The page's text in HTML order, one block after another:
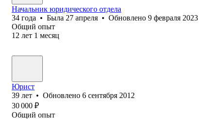
Начальник юридического отдела
34 года • Была 27 апреля • Обновлено 9 февраля 2023
Общий опыт
12 лет 1 месяц
Юрист
39 лет • Обновлено 6 сентября 2012
30 000 ₽
Общий опыт